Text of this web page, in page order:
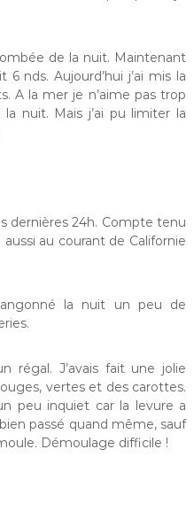
de la nuit. Maintenant
nds. Aujourd’hui j’ai mis la
A la mer je n’aime pas trop
nuit. Mais j’ai pu limiter la
dernières 24h. Compte tenu
au courant de Californie
la nuit un peu de
régal. J’avais fait une jolie
vertes et des carottes.
peu inquiet car la levure a
passé quand même, sauf
Démoulage difficile !